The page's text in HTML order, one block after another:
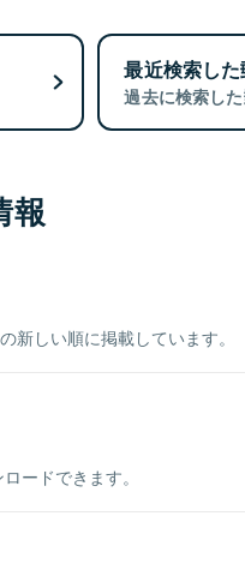
最近検索し
過去に検索し
報
新しい順に掲載しています。
ードできます。